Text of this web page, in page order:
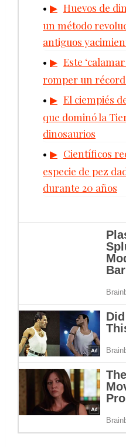
Huevos de
un método
antiguos
Este
romper un
El ciempiés
que dominó la
dinosaurios
Científicos
especie de pez
durante 20 años